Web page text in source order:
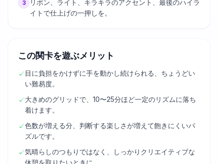
3
リボン、ライト、キラキラのアクセント、最後のハイラ
イトで仕上げの一押しを。
この関卡を遊ぶメリット
✓ 目に負担をかけずに手を動かし続けられる、ちょうどい
い難易度。
✓大きめのグリッドで、10〜25分ほど一定のリズムに落ち
着けます。
✓色数が増える分、判断する楽しさが増えて飽きにくいパ
ズルです。
✓気晴らしのつもりではなく、しっかりクリエイティブな
休憩を取りたいときに。